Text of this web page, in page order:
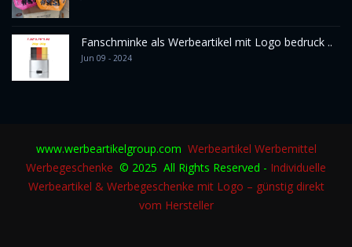
Fanschminke als Werbeartikel mit Logo bedruck ..
Jun 09 - 2024
www.werbeartikelgroup.com Werbeartikel Werbemittel
Werbegeschenke © 2025 All Rights Reserved - Individuelle
Werbeartikel & Werbegeschenke mit Logo – günstig direkt
vom Hersteller